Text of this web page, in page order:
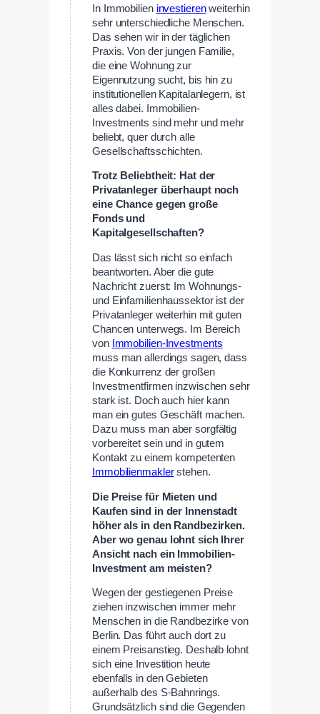
In Immobilien investierenweiterhin
sehr unterschiedliche Menschen.
Das sehen wir in der täglichen
Praxis. Von der jungen Familie,
die eine Wohnung zur
Eigennutzung sucht, bis hin zu
institutionellen Kapitalanlegern, ist
alles dabei. Immobilien-
Investments sind mehr und mehr
beliebt, quer durch alle
Gesellschaftsschichten.
Trotz Beliebtheit: Hat der
Privatanleger überhaupt noch
eine Chance gegen große
Fonds und
Kapitalgesellschaften?
Das lässt sich nicht so einfach
beantworten. Aber die gute
Nachricht zuerst: Im Wohnungs-
und Einfamilienhaussektor ist der
Privatanleger weiterhin mit guten
Chancen unterwegs. Im Bereich
von Immobilien-Investments
muss man allerdings sagen, dass
die Konkurrenz der großen
Investmentfirmen inzwischen sehr
stark ist. Doch auch hier kann
man ein gutes Geschäft machen.
Dazu muss man aber sorgfältig
vorbereitet sein und in gutem
Kontakt zu einem kompetenten
Immobilienmaklerstehen.
Die Preise für Mieten und
Kaufen sind in der Innenstadt
höher als in den Randbezirken.
Aber wo genau lohnt sich Ihrer
Ansicht nach ein Immobilien-
Investment am meisten?
Wegen der gestiegenen Preise
ziehen inzwischen immer mehr
Menschen in die Randbezirke von
Berlin. Das führt auch dort zu
einem Preisanstieg. Deshalb lohnt
sich eine Investition heute
ebenfalls in den Gebieten
außerhalb des S-Bahnrings.
Grundsätzlich sind die Gegenden